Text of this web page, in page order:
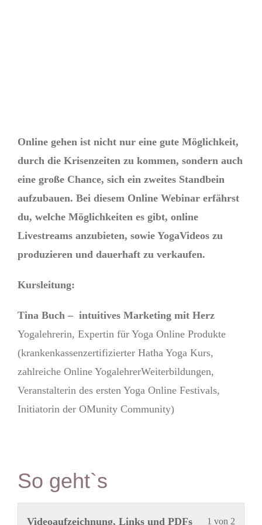
Online gehen ist nicht nur eine gute Möglichkeit,
durch die Krisenzeiten zu kommen, sondern auch
eine große Chance, sich ein zweites Standbein
aufzubauen. Bei diesem Online Webinar erfährst
du, welche Möglichkeiten es gibt, online
Livestreams anzubieten, sowie YogaVideos zu
produzieren und dauerhaft zu verkaufen.
Kursleitung:
Tina Buch – intuitives Marketing mit Herz
Yogalehrerin, Expertin für Yoga Online Produkte
(krankenkassenzertifizierter Hatha Yoga Kurs,
zahlreiche Online YogalehrerWeiterbildungen,
Veranstalterin des ersten Yoga Online Festivals,
Initiatorin der OMunity Community)
So geht`s
1 von 2
Videoaufzeichnung, Links und PDFs Du